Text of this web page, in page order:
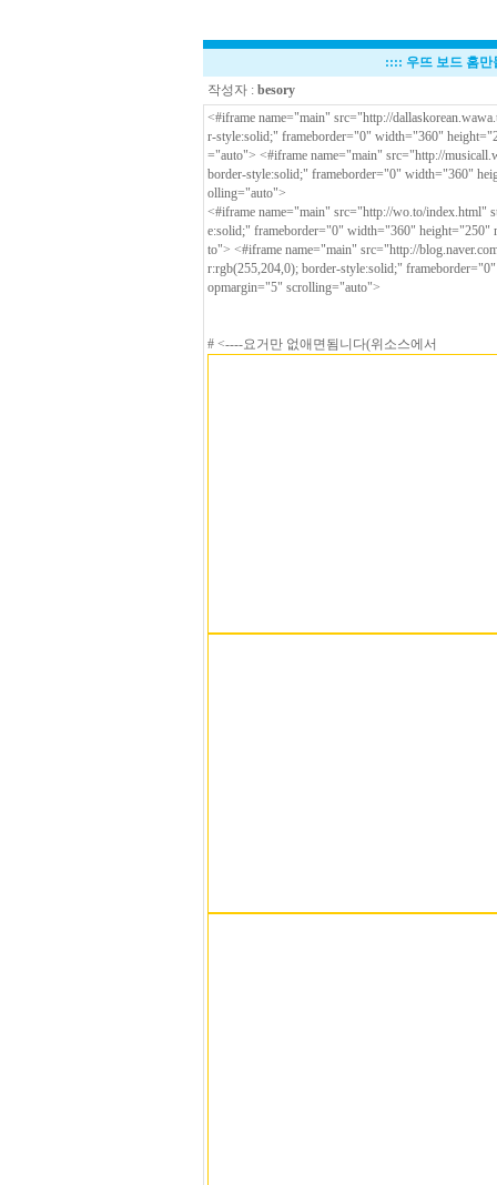
:::: 우뜨 보드 홈만
작성자 : besory
<#iframe name="main" src="http://
r-style:solid;" frameborder="0" width="360"
="auto"> <#iframe name="main" src="http://
border-style:solid;" frameborder="0" width="360"
olling="auto">
<#iframe name="main" src="http://wo.to/index.html"
e:solid;" frameborder="0" width="360"
to"> <#iframe name="main" src="http://
r:rgb(255,204,0); border-style:solid;"
opmargin="5" scrolling="auto">
# <----요거만 없애면됨니다(위소스에서